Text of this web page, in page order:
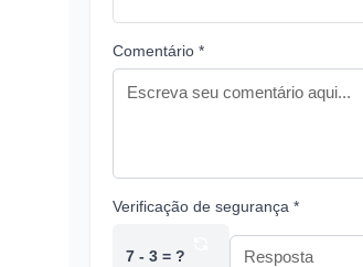
Comentário *
Verificação de segurança *
7 - 3 = ?